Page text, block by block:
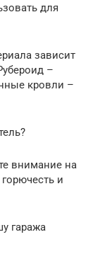
для
зависит
–
кровли –
внимание на
и
гаража